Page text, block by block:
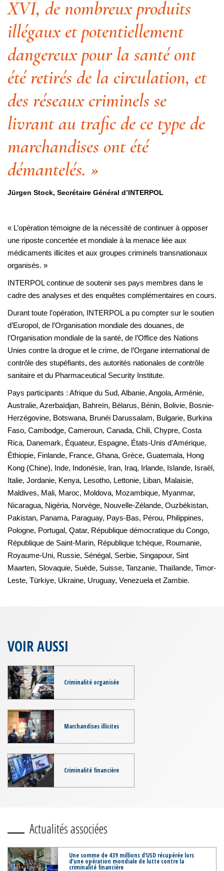
XVI, de nombreux produits
illégaux et potentiellement
dangereux pour la santé ont
été retirés de la circulation, et
des réseaux criminels se
livrant au trafic de ce type de
marchandises ont été
démantelés. »
Jürgen Stock, Secrétaire Général d’INTERPOL
« L’opération témoigne de la nécessité de continuer à opposer
une riposte concertée et mondiale à la menace liée aux
médicaments illicites et aux groupes criminels transnationaux
organisés. »
INTERPOL continue de soutenir ses pays membres dans le
cadre des analyses et des enquêtes complémentaires en cours.
Durant toute l’opération, INTERPOL a pu compter sur le soutien
d’Europol, de l’Organisation mondiale des douanes, de
l’Organisation mondiale de la santé, de l’Office des Nations
Unies contre la drogue et le crime, de l’Organe international de
contrôle des stupéfiants, des autorités nationales de contrôle
sanitaire et du Pharmaceutical Security Institute.
Pays participants : Afrique du Sud, Albanie, Angola, Arménie,
Australie, Azerbaïdjan, Bahreïn, Bélarus, Bénin, Bolivie, Bosnie-
Herzégovine, Botswana, Brunéi Darussalam, Bulgarie, Burkina
Faso, Cambodge, Cameroun, Canada, Chili, Chypre, Costa
Rica, Danemark, Équateur, Espagne, États-Unis d’Amérique,
Éthiopie, Finlande, France, Ghana, Grèce, Guatemala, Hong
Kong (Chine), Inde, Indonésie, Iran, Iraq, Irlande, Islande, Israël,
Italie, Jordanie, Kenya, Lesotho, Lettonie, Liban, Malaisie,
Maldives, Mali, Maroc, Moldova, Mozambique, Myanmar,
Nicaragua, Nigéria, Norvège, Nouvelle-Zélande, Ouzbékistan,
Pakistan, Panama, Paraguay, Pays-Bas, Pérou, Philippines,
Pologne, Portugal, Qatar, République démocratique du Congo,
République de Saint-Marin, République tchèque, Roumanie,
Royaume-Uni, Russie, Sénégal, Serbie, Singapour, Sint
Maarten, Slovaquie, Suède, Suisse, Tanzanie, Thaïlande, Timor-
Leste, Türkiye, Ukraine, Uruguay, Venezuela et Zambie.
VOIR AUSSI
Criminalité organisée
Marchandises illicites
Criminalité financière
Actualités associées
Une somme de 439 millions d’USD récupérée lors
d’une opération mondiale de lutte contre la
criminalité financière